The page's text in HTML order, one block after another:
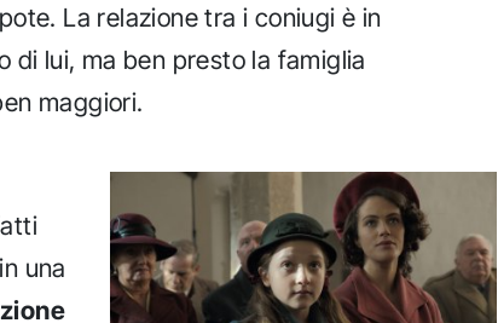
La relazione tra i coniugi è in
di lui, ma ben presto la famiglia
maggiori.
una